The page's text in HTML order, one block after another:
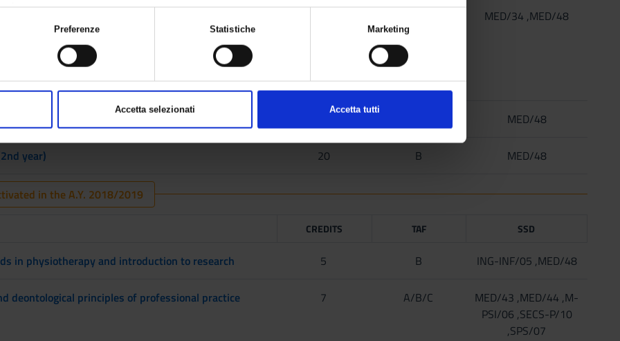
tua posizione geografica, con un'approssimazione di qualche metro,
i tuoi dati personali e imposta le tue preferenze nella
. Puoi modificare o ritirare il
dalla Dichiarazione sui cookie.
sul modo in cui utilizzi il nostro sito con i nostri partner che si occupano di analisi dei dati web,
combinarle con altre informazioni che hai fornito loro o che hanno raccolto dal tuo utilizzo
Preferenze Statistiche Marketing
Accetta selezionati Accetta tutti
rehabilitative treatment strategies of acquired
diseases. To provide knowledge on innovative
as movement analysis and robotics along with
MED/34 ,MED/48
MED/48
year) 20 B MED/48
in the A.Y. 2018/2019
CREDITS TAF SSD
in physiotherapy and introduction to research 5 B ING-INF/05 ,MED/48
deontological principles of professional practice 7 A/B/C
MED/43 ,MED/44 ,M-
PSI/06 ,SECS-P/10
,SPS/07